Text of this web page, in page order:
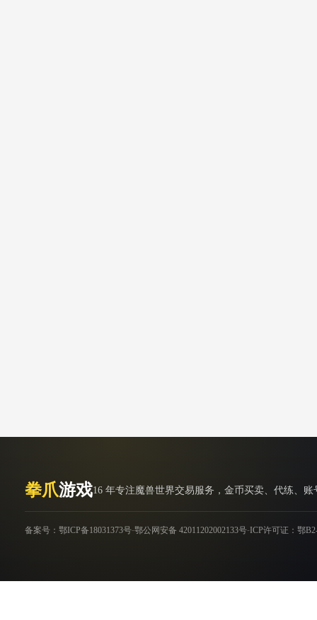
拳爪游戏16 年专注魔兽世界交易服务，金币买卖、代练、
备案号：鄂ICP备18031373号-鄂公网安备 42011202002133号-ICP许可证：鄂